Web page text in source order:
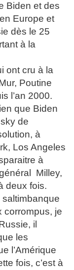
Biden et des
Europe et
dès le 25
à la
ont cru à la
Poutine
l’an 2000.
que Biden
de
à
Los Angeles
à
Milley,
deux fois.
corrompus, je
il
les
l’Amérique
fois, c’est à